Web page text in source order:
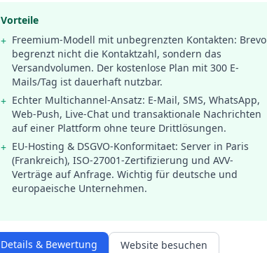
Vorteile
+ Freemium-Modell mit unbegrenzten Kontakten: Brevo
begrenzt nicht die Kontaktzahl, sondern das
Versandvolumen. Der kostenlose Plan mit 300 E-
Mails/Tag ist dauerhaft nutzbar.
+ Echter Multichannel-Ansatz: E-Mail, SMS, WhatsApp,
Web-Push, Live-Chat und transaktionale Nachrichten
auf einer Plattform ohne teure Drittlösungen.
+ EU-Hosting & DSGVO-Konformitaet: Server in Paris
(Frankreich), ISO-27001-Zertifizierung und AVV-
Verträge auf Anfrage. Wichtig für deutsche und
europaeische Unternehmen.
Details & Bewertung Website besuchen